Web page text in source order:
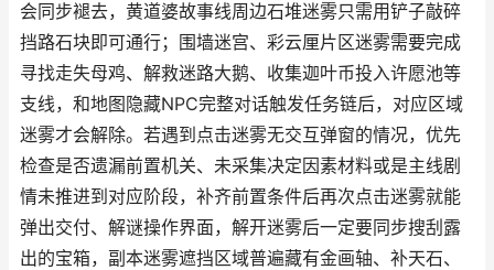
会同步褪去，黄道婆故事线周边石堆迷雾只需用铲子敲碎
挡路石块即可通行；围墙迷宫、彩云厘片区迷雾需要完成
寻找走失母鸡、解救迷路大鹅、收集迦叶币投入许愿池等
支线，和地图隐藏NPC完整对话触发任务链后，对应区域
迷雾才会解除。若遇到点击迷雾无交互弹窗的情况，优先
检查是否遗漏前置机关、未采集决定因素材料或是主线剧
情未推进到对应阶段，补齐前置条件后再次点击迷雾就能
弹出交付、解谜操作界面，解开迷雾后一定要同步搜刮露
出的宝箱，副本迷雾遮挡区域普遍藏有金画轴、补天石、